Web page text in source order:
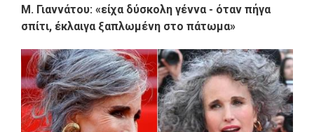
M. Γιαννάτου: «είχα δύσκολη γέννα - όταν πήγα
σπίτι, έκλαιγα ξαπλωμένη στο πάτωμα»